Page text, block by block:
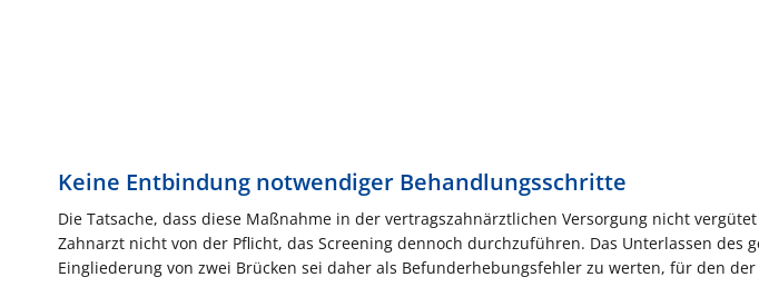
Keine Entbindung notwendiger Behandlungsschritte
Die Tatsache, dass diese Maßnahme in der vertragszahnärztlichen Versorgung nicht
Zahnarzt nicht von der Pflicht, das Screening dennoch durchzuführen. Das Unterlassen des
Eingliederung von zwei Brücken sei daher als Befunderhebungsfehler zu werten, für den